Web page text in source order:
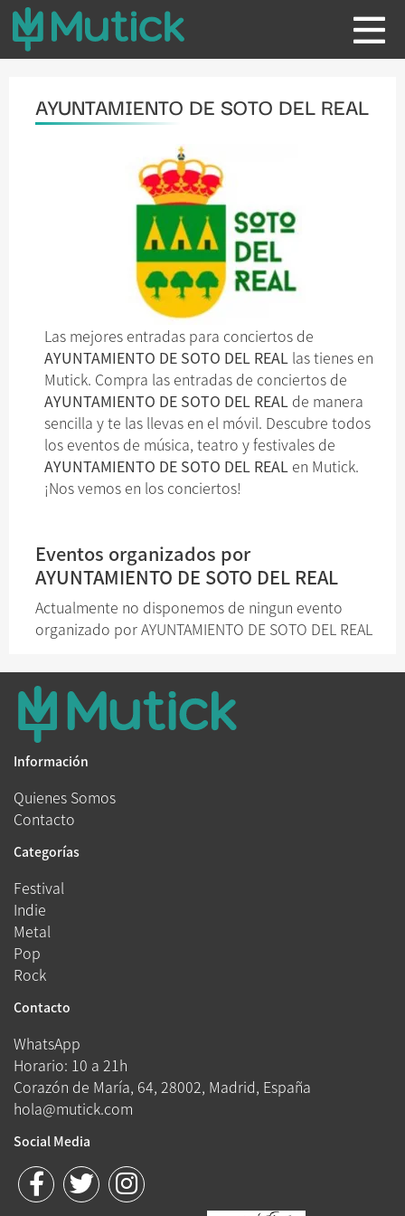
AYUNTAMIENTO DE SOTO DEL REAL
Las mejores entradas para conciertos de
AYUNTAMIENTO DE SOTO DEL REAL las tienes en
Mutick. Compra las entradas de conciertos de
AYUNTAMIENTO DE SOTO DEL REAL de manera
sencilla y te las llevas en el móvil. Descubre todos
los eventos de música, teatro y festivales de
AYUNTAMIENTO DE SOTO DEL REAL en Mutick.
¡Nos vemos en los conciertos!
Eventos organizados por
AYUNTAMIENTO DE SOTO DEL REAL
Actualmente no disponemos de ningun evento
organizado por AYUNTAMIENTO DE SOTO DEL REAL
Información
Quienes Somos
Contacto
Categorías
Festival
Indie
Metal
Pop
Rock
Contacto
WhatsApp
Horario: 10 a 21h
Corazón de María, 64, 28002, Madrid, España
hola@mutick.com
Social Media